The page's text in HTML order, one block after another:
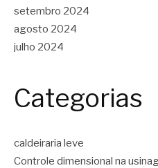
setembro 2024
agosto 2024
julho 2024
Categorias
caldeiraria leve
Controle dimensional na